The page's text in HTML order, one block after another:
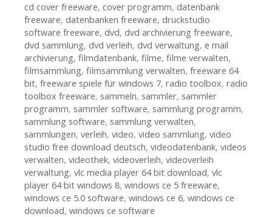
cd cover freeware, cover programm, datenbank
freeware, datenbanken freeware, druckstudio
software freeware, dvd, dvd archivierung freeware,
dvd sammlung, dvd verleih, dvd verwaltung, e mail
archivierung, filmdatenbank, filme, filme verwalten,
filmsammlung, filmsammlung verwalten, freeware 64
bit, freeware spiele für windows 7, radio toolbox, radio
toolbox freeware, sammeln, sammler, sammler
programm, sammler software, sammlung programm,
sammlung software, sammlung verwalten,
sammlungen, verleih, video, video sammlung, video
studio free download deutsch, videodatenbank, videos
verwalten, videothek, videoverleih, videoverleih
verwaltung, vlc media player 64 bit download, vlc
player 64 bit windows 8, windows ce 5 freeware,
windows ce 5.0 software, windows ce 6, windows ce
download, windows ce software